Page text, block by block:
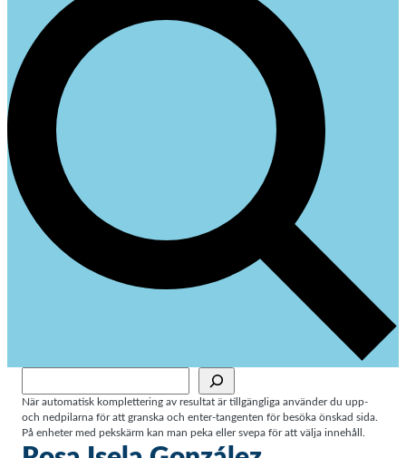
När automatisk komplettering av resultat är tillgängliga använder du upp-
och nedpilarna för att granska och enter-tangenten för besöka önskad sida.
På enheter med pekskärm kan man peka eller svepa för att välja innehåll.